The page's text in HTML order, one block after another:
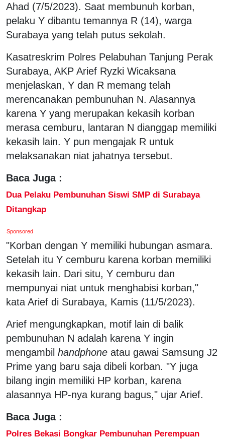
Ahad (7/5/2023). Saat membunuh korban,
pelaku Y dibantu temannya R (14), warga
Surabaya yang telah putus sekolah.
Kasatreskrim Polres Pelabuhan Tanjung Perak
Surabaya, AKP Arief Ryzki Wicaksana
menjelaskan, Y dan R memang telah
merencanakan pembunuhan N. Alasannya
karena Y yang merupakan kekasih korban
merasa cemburu, lantaran N dianggap memiliki
kekasih lain. Y pun mengajak R untuk
melaksanakan niat jahatnya tersebut.
Baca Juga :
Dua Pelaku Pembunuhan Siswi SMP di Surabaya
Ditangkap
Sponsored
"Korban dengan Y memiliki hubungan asmara.
Setelah itu Y cemburu karena korban memiliki
kekasih lain. Dari situ, Y cemburu dan
mempunyai niat untuk menghabisi korban,"
kata Arief di Surabaya, Kamis (11/5/2023).
Arief mengungkapkan, motif lain di balik
pembunuhan N adalah karena Y ingin
mengambil handphone atau gawai Samsung J2
Prime yang baru saja dibeli korban. "Y juga
bilang ingin memiliki HP korban, karena
alasannya HP-nya kurang bagus," ujar Arief.
Baca Juga :
Polres Bekasi Bongkar Pembunuhan Perempuan